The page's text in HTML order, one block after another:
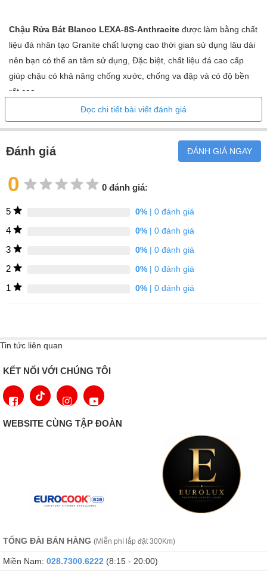
Chậu Rửa Bát Blanco LEXA-8S-Anthracite được làm bằng chất
liệu đá nhân tạo Granite chất lượng cao thời gian sử dụng lâu dài
nên bạn có thể an tâm sử dụng, Đặc biệt, chất liệu đá cao cấp
giúp chậu có khả năng chống xước, chống va đập và có độ bền
rất cao.
Chậu được thiết kế gồm bộ xả 3 ½ với nút nhấn xifong + hệ thống
thoát tràn tự động, dễ dàng vệ sinh chậu
Đọc chi tiết bài viết đánh giá
Đánh giá ĐÁNH GIÁ NGAY
0 0 đánh giá:
5 0%| 0 đánh giá
4 0%| 0 đánh giá
3 0%| 0 đánh giá
2 0%| 0 đánh giá
1 0%| 0 đánh giá
Tin tức liên quan
KẾT NỐI VỚI CHÚNG TÔI
WEBSITE CÙNG TẬP ĐOÀN
TỔNG ĐÀI BÁN HÀNG (Miễn phí lắp đặt 300Km)
Miền Nam: 028.7300.6222 (8:15 - 20:00)